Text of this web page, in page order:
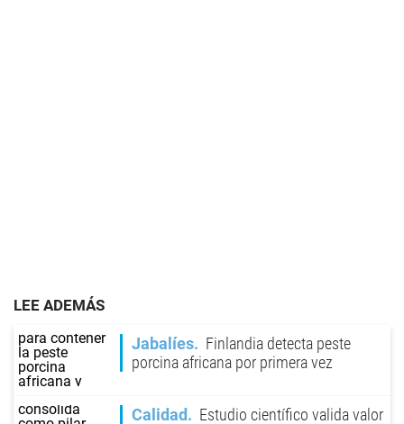
LEE ADEMÁS
Jabalíes
Finlandia detecta peste
porcina africana por primera vez
Calidad Estudio científico valida valor